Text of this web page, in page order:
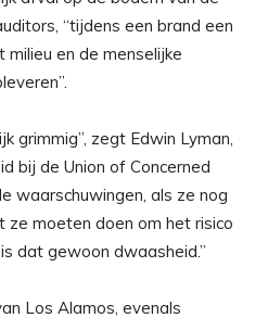
“tijdens een brand een
en de menselijke
grimmig”, zegt Edwin Lyman,
bij de Union of Concerned
waarschuwingen, als ze nog
moeten doen om het risico
dat gewoon dwaasheid.”
Los Alamos, evenals